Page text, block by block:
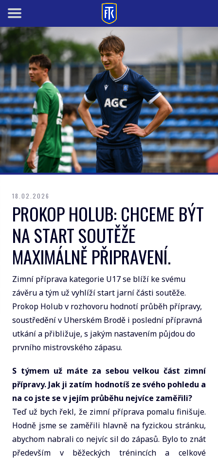
18.02.2026
PROKOP HOLUB: CHCEME BÝT
NA START SOUTĚŽE
MAXIMÁLNĚ PŘIPRAVENÍ.
Zimní příprava kategorie U17 se blíží ke svému
závěru a tým už vyhlíží start jarní části soutěže.
Prokop Holub v rozhovoru hodnotí průběh přípravy,
soustředění v Uherském Brodě i poslední přípravná
utkání a přibližuje, s jakým nastavením půjdou do
prvního mistrovského zápasu.
S týmem už máte za sebou velkou část zimní
přípravy. Jak ji zatím hodnotíš ze svého pohledu a
na co jste se v jejím průběhu nejvíce zaměřili?
Teď už bych řekl, že zimní příprava pomalu finišuje.
Hodně jsme se zaměřili hlavně na fyzickou stránku,
abychom nabrali co nejvíc sil do zápasů. Bylo to znát
především v běžeckých trénincích a celkové